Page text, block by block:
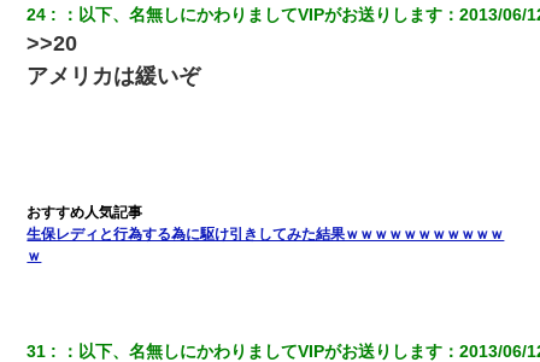
22歳の頃、父に36歳の男性とお見合いをしてくれと頼まれた。父
の親会社の経営者の息子さんだったので、父も喜んで私の写真を
【不幸な結婚式】新郎親族「ブスのくせにドレスなんか着ちゃっ
てさ～ほんと恥ずかしいわよね～（大声」新郎両親「！！！（土
下座」→ 結果・・・
24 ： 以下、名無しにかわりましてVIPがお送りします ：2013/06/
>>20
アメリカは緩いぞ
生保レディと行為する為に駆け引きしてみた結果ｗｗｗｗｗｗｗｗｗｗｗ
ｗ
31 ： 以下、名無しにかわりましてVIPがお送りします ：2013/06/